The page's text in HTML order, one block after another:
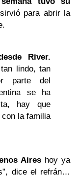
para abrir la
River.
lindo, tan
parte del
se ha
hay que
la familia
Aires hoy ya
dice el refrán…